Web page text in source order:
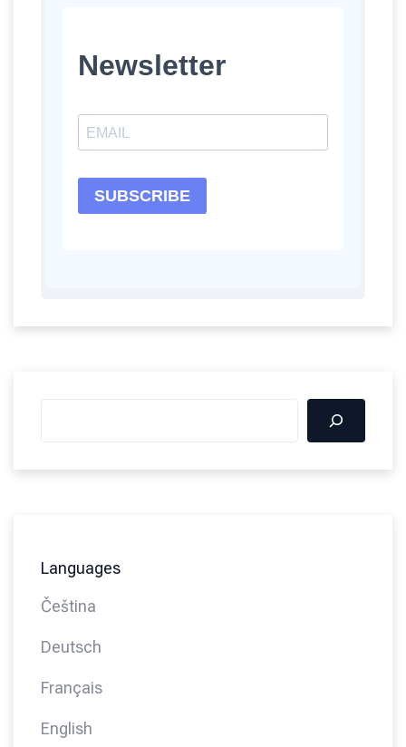
Languages
Čeština
Deutsch
Français
English